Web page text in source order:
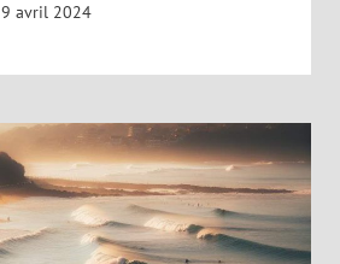
9 avril 2024